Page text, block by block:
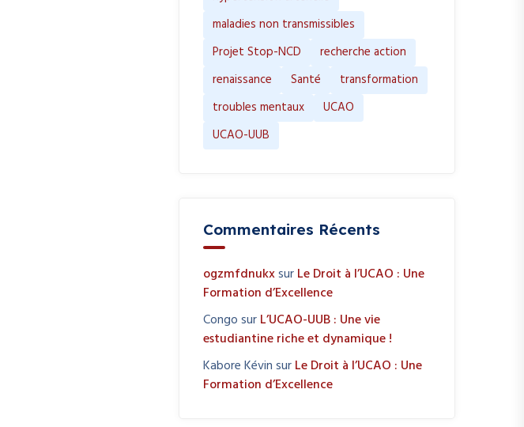
maladies non transmissibles
Projet Stop-NCD
recherche action
renaissance
Santé
transformation
troubles mentaux
UCAO
UCAO-UUB
Commentaires Récents
ogzmfdnukxsurLe Droit à l’UCAO : Une
Formation d’Excellence
CongosurL’UCAO-UUB : Une vie
estudiantine riche et dynamique !
Kabore KévinsurLe Droit à l’UCAO : Une
Formation d’Excellence